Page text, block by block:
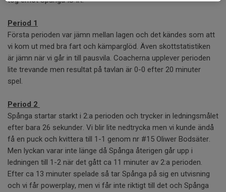
Period 1
Första perioden var jämn mellan lagen och det kändes som att
vi kom ut med bra fart och kämparglöd. Även skottstatistiken
är jämn när vi går in till pausvila. Coacherna upplever perioden
lite trevande men resultat på tavlan är 0-0 efter 20 minuter
spel.
Period 2
Spånga startar starkt i 2:a perioden och trycker in ledningsmålet
efter bara 26 sekunder. Vi blir lite nedtrycka men vi kunde ändå
få en puck och kvittera till 1-1 genom nr #15 Oliwer Bodsäter.
Men lyckan varar inte länge då Spånga återigen går upp i
ledningen till 1-2 när det gått ca 11 minuter av 2:a perioden.
Efter ca 13 minuter spelade så tar Spånga på sig en utvisning
och vi får powerplay, men vi får inte riktigt till det och Spånga